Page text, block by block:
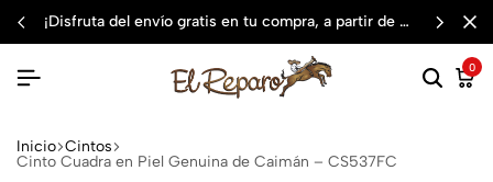
¡disfruta del envío gratis en tu compra, a partir de $3,000 mxn
0
Inicio Cintos
Cinto Cuadra en Piel Genuina de Caimán – CS537FC